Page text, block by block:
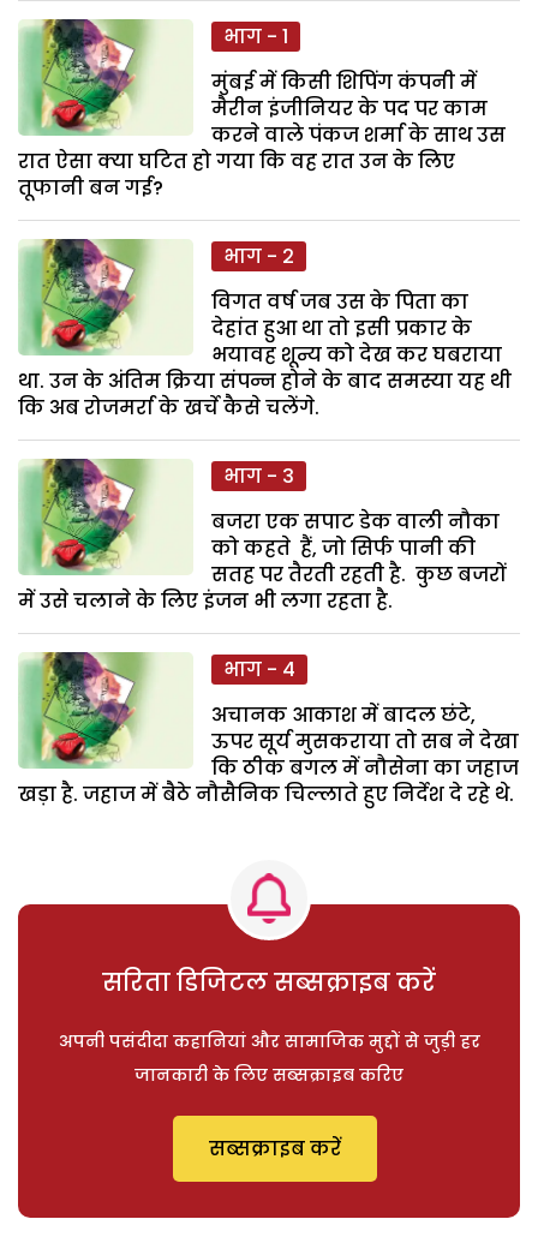
भाग - 1
मुंबई में किसी शिपिंग कंपनी में
मैरीन इंजीनियर के पद पर काम
करने वाले पंकज शर्मा के साथ उस
रात ऐसा क्या घटित हो गया कि वह रात उन के लिए
तूफानी बन गई?
भाग - 2
विगत वर्ष जब उस के पिता का
देहांत हुआ था तो इसी प्रकार के
भयावह शून्य को देख कर घबराया
था. उन के अंतिम क्रिया संपन्न होने के बाद समस्या यह थी
कि अब रोजमर्रा के खर्चे कैसे चलेंगे.
भाग - 3
बजरा एक सपाट डेक वाली नौका
को कहते हैं, जो सिर्फ पानी की
सतह पर तैरती रहती है. कुछ बजरों
में उसे चलाने के लिए इंजन भी लगा रहता है.
भाग - 4
अचानक आकाश में बादल छंटे,
ऊपर सूर्य मुसकराया तो सब ने देखा
कि ठीक बगल में नौसेना का जहाज
खड़ा है. जहाज में बैठे नौसैनिक चिल्लाते हुए निर्देश दे रहे थे.
सरिता डिजिटल सब्सक्राइब करें
अपनी पसंदीदा कहानियां और सामाजिक मुद्दों से जुड़ी हर
जानकारी के लिए सब्सक्राइब करिए
सब्सक्राइब करें